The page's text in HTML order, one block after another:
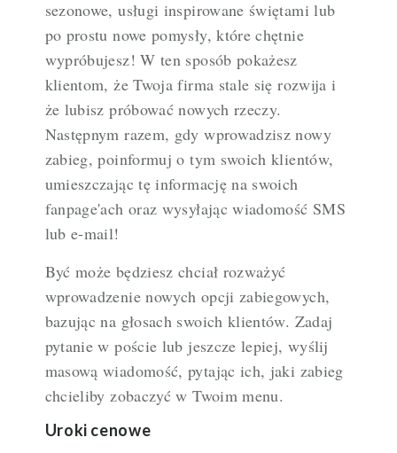
sezonowe, usługi inspirowane świętami lub
po prostu nowe pomysły, które chętnie
wypróbujesz! W ten sposób pokażesz
klientom, że Twoja firma stale się rozwija i
że lubisz próbować nowych rzeczy.
Następnym razem, gdy wprowadzisz nowy
zabieg, poinformuj o tym swoich klientów,
umieszczając tę informację na swoich
fanpage'ach oraz wysyłając wiadomość SMS
lub e-mail!
Być może będziesz chciał rozważyć
wprowadzenie nowych opcji zabiegowych,
bazując na głosach swoich klientów. Zadaj
pytanie w poście lub jeszcze lepiej, wyślij
masową wiadomość, pytając ich, jaki zabieg
chcieliby zobaczyć w Twoim menu.
Uroki cenowe